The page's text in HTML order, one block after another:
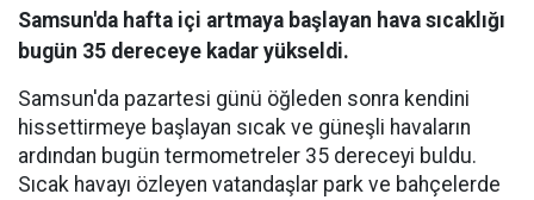
Samsun'da hafta içi artmaya başlayan hava sıcaklığı
bugün 35 dereceye kadar yükseldi.
Samsun'da pazartesi günü öğleden sonra kendini
hissettirmeye başlayan sıcak ve güneşli havaların
ardından bugün termometreler 35 dereceyi buldu.
Sıcak havayı özleyen vatandaşlar park ve bahçelerde